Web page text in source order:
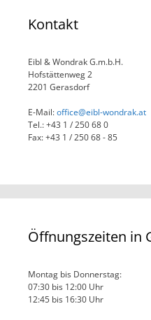
Kontakt
Eibl & Wondrak G.m.b.H.
Hofstättenweg 2
2201 Gerasdorf
E-Mail:office@eibl-wondrak.at
Tel.: +43 1 / 250 68 0
Fax: +43 1 / 250 68 - 85
Öffnungszeiten in
Montag bis Donnerstag:
07:30 bis 12:00 Uhr
12:45 bis 16:30 Uhr